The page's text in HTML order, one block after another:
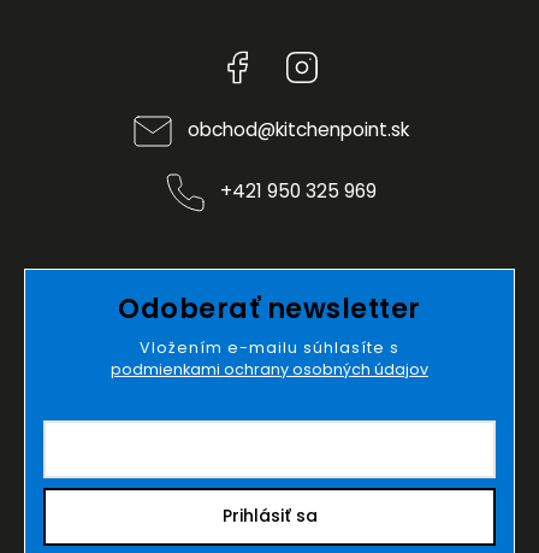
Facebook
obchod@kitchenpoint.sk
+421 950 325 969
Odoberať newsletter
Vložením e-mailu súhlasíte s
podmienkami ochrany osobných údajov
Prihlásiť sa